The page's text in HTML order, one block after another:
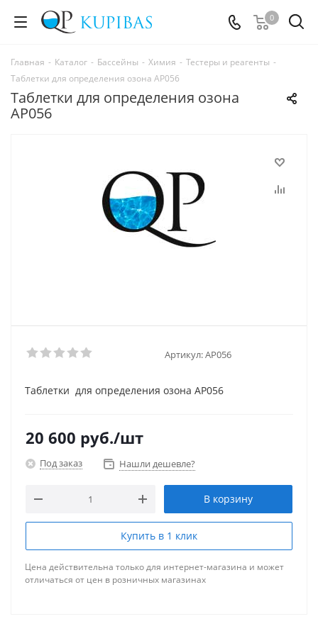
0
Главная - Каталог - Бассейны - Химия - Тестеры и реагенты -
Таблетки для определения озона AP056
Таблетки для определения озона
AP056
Артикул:AP056
Таблетки для определения озона AP056
20 600 руб./шт
Под заказ Нашли дешевле?
В корзину
Купить в 1 клик
Цена действительна только для интернет-магазина и может
отличаться от цен в розничных магазинах